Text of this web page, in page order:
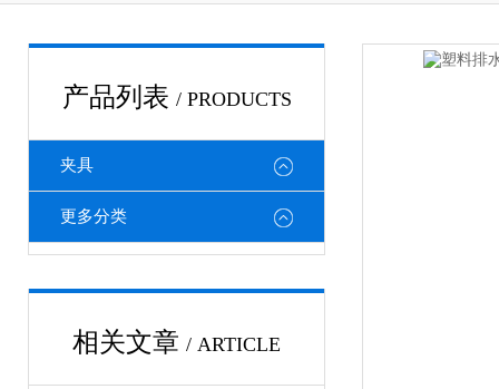
产品列表 / PRODUCTS
夹具
更多分类
相关文章 / ARTICLE